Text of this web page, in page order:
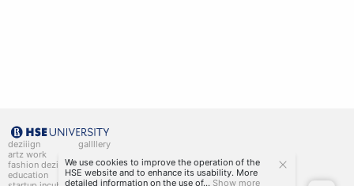
deziiign
artz work
fashion deziiign
education
gallllery
kiiids.art
We use cookies to improve the operation of the
HSE website and to enhance its usability. More
detailed information on the use of... Show more